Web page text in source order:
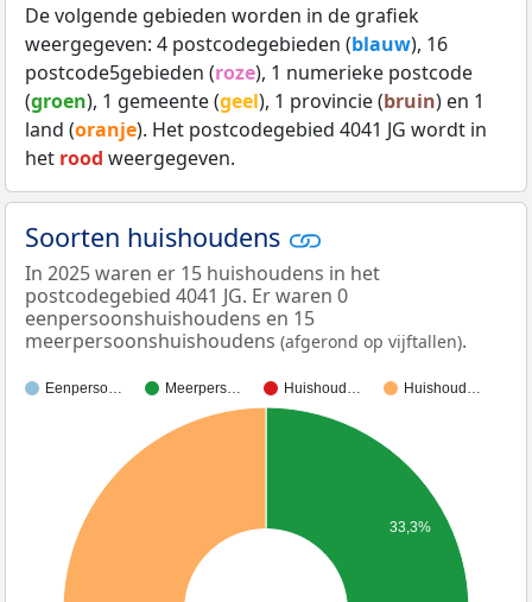
De volgende gebieden worden in de grafiek
weergegeven: 4 postcodegebieden (blauw), 16
postcode5gebieden (roze), 1 numerieke postcode
(groen), 1 gemeente (geel), 1 provincie (bruin) en 1
land (oranje). Het postcodegebied 4041 JG wordt in
het rood weergegeven.
Soorten huishoudens
In 2025 waren er 15 huishoudens in het
postcodegebied 4041 JG. Er waren 0
eenpersoonshuishoudens en 15
meerpersoonshuishoudens (afgerond op vijftallen).
Eenperso… Meerpers… Huishoud… Huishoud…
33,3%